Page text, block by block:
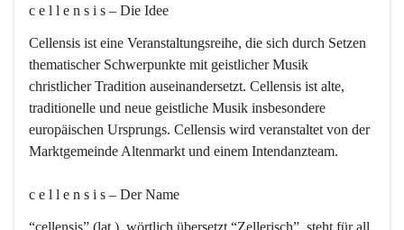
c e l l e n s i s – Die Idee
Cellensis ist eine Veranstaltungsreihe, die sich durch Setzen
thematischer Schwerpunkte mit geistlicher Musik
christlicher Tradition auseinandersetzt. Cellensis ist alte,
traditionelle und neue geistliche Musik insbesondere
europäischen Ursprungs. Cellensis wird veranstaltet von der
Marktgemeinde Altenmarkt und einem Intendanzteam.
c e l l e n s i s – Der Name